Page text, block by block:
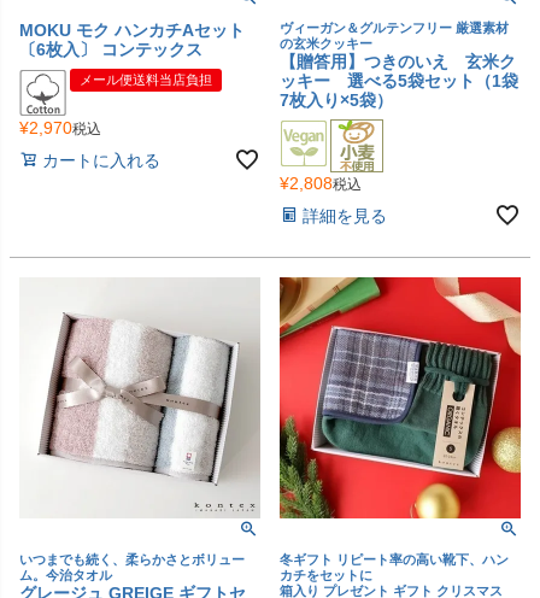
MOKU モク ハンカチAセット
〔6枚入〕 コンテックス
メール便送料当店負担
¥2,970税込
カートに入れる
ヴィーガン＆グルテンフリー 厳選素材
の玄米クッキー
【贈答用】つきのいえ 玄米ク
ッキー 選べる5袋セット（1袋
7枚入り×5袋）
¥2,808税込
詳細を見る
いつまでも続く、柔らかさとボリュー
ム。今治タオル
グレージュ GREIGE ギフトセ
冬ギフト リピート率の高い靴下、ハン
カチをセットに
箱入り プレゼント ギフト クリスマス